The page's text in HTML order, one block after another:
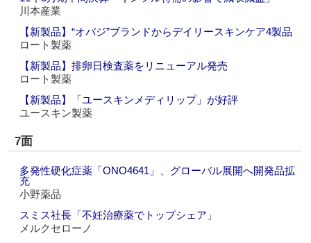
川本産業
【新製品】“オバジ”ブランドからデイリースキンケア4製品
ロート製薬
【新製品】排卵日検査薬をリニューアル発売
ロート製薬
【新製品】「ユースキンメディリップ」が好評
ユースキン製薬
7面
多発性硬化症薬「ONO4641」、グローバル展開へ開発品拡
充
小野薬品
スミス社長「不妊治療薬でトップシェア」
メルクセローノ